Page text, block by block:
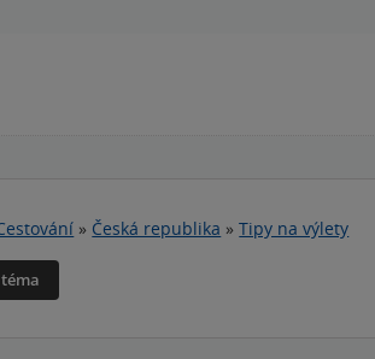
» Česká republika »Tipy na výlety